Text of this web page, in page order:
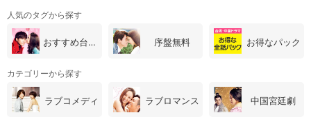
人気のタグから探す
おすすめ台湾・中国ドラマ 序盤無料 お得なパック
カテゴリーから探す
ラブコメディ ラブロマンス 中国宮廷劇